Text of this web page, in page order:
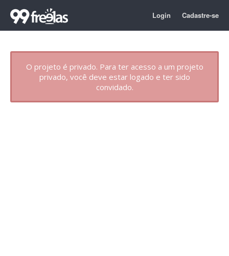
Login Cadastre-se
O projeto é privado. Para ter acesso a um projeto
privado, você deve estar logado e ter sido
convidado.